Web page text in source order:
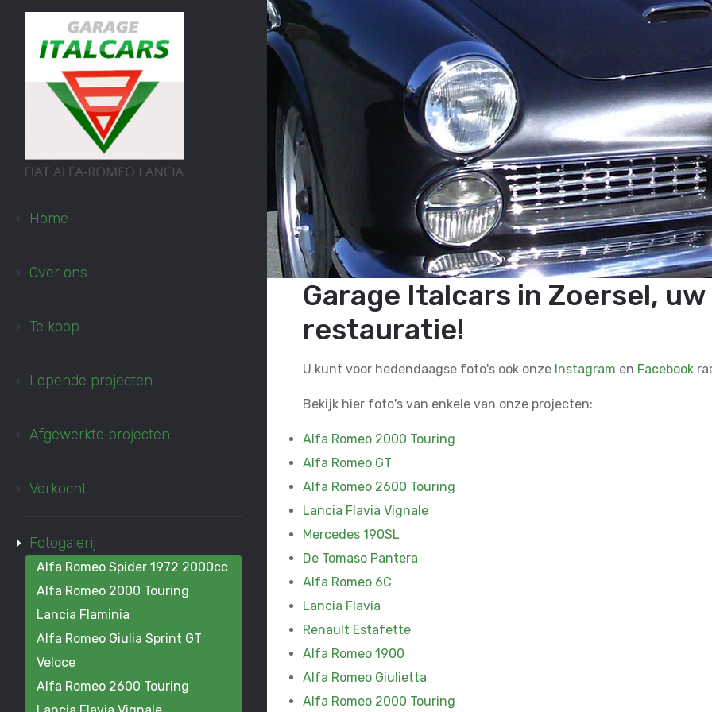
Home
Over ons
Te koop
Lopende projecten
Afgewerkte projecten
Verkocht
Fotogalerij
Alfa Romeo Spider 1972 2000cc
Alfa Romeo 2000 Touring
Lancia Flaminia
Alfa Romeo Giulia Sprint GT
Veloce
Alfa Romeo 2600 Touring
Garage Italcars in Zoersel,
restauratie!
U kunt voor hedendaagse foto's ook onze Instagram en Facebook
Bekijk hier foto's van enkele van onze projecten:
Alfa Romeo 2000 Touring
Alfa Romeo GT
Alfa Romeo 2600 Touring
Lancia Flavia Vignale
Mercedes 190SL
De Tomaso Pantera
Alfa Romeo 6C
Lancia Flavia
Renault Estafette
Alfa Romeo 1900
Alfa Romeo Giulietta
Alfa Romeo 2000 Touring